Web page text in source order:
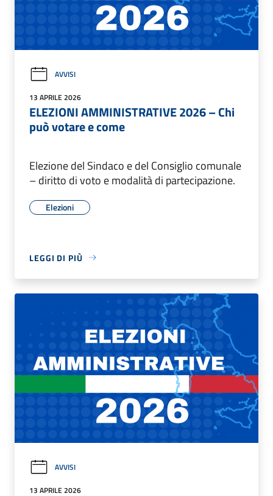
AVVISI
13 APRILE 2026
ELEZIONI AMMINISTRATIVE 2026 – Chi
può votare e come
Elezione del Sindaco e del Consiglio comunale
– diritto di voto e modalità di partecipazione.
Elezioni
LEGGI DI PIÙ
AVVISI
13 APRILE 2026